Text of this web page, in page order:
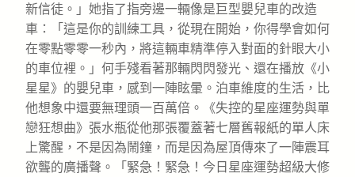
新信徒。」她指了指旁邊一輛像是巨型嬰兒車的改造
車：「這是你的訓練工具，從現在開始，你得學會如何
在零點零零一秒內，將這輛車精準停入對面的針眼大小
的車位裡。」何手殘看著那輛閃閃發光、還在播放《小
星星》的嬰兒車，感到一陣眩暈。泊車維度的生活，比
他想象中還要無理頭一百萬倍。《失控的星座運勢與單
戀狂想曲》張水瓶從他那張覆蓋著七層舊報紙的單人床
上驚醒，不是因為鬧鐘，而是因為屋頂傳來了一陣震耳
欲聾的廣播聲。「緊急！緊急！今日星座運勢超級大修